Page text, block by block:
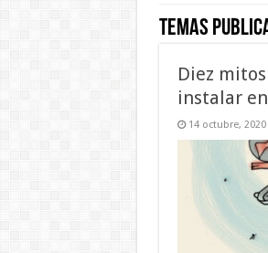
Temas
Diez
instalar
14 octubre, 2020